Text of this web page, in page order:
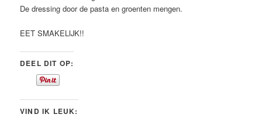
De dressing door de pasta en groenten mengen.
EET SMAKELIJK!!
DEEL DIT OP:
VIND IK LEUK: